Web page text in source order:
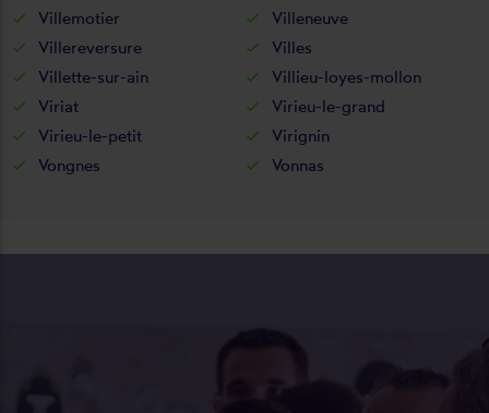
Villemotier
Villeneuve
Villereversure
Villes
Villette-sur-ain
Villieu-loyes-mollon
Viriat
Virieu-le-grand
Virieu-le-petit
Virignin
Vongnes
Vonnas